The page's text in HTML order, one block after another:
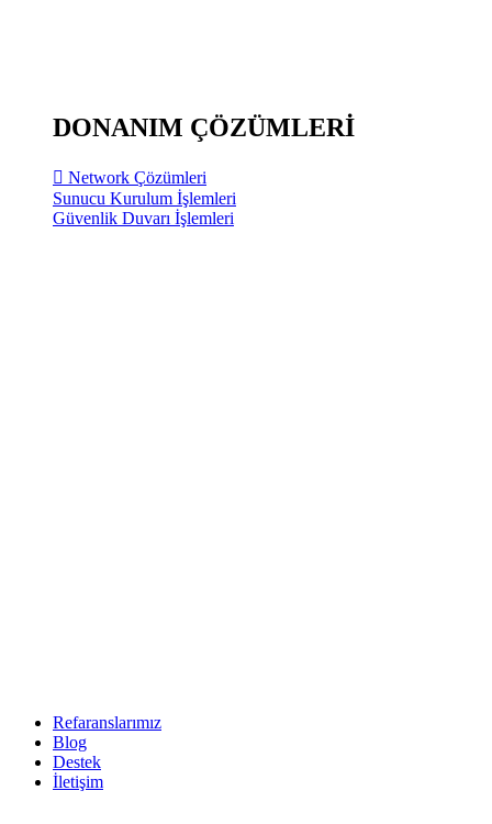
DONANIM ÇÖZÜMLERİ
Network Çözümleri
Sunucu Kurulum İşlemleri
Güvenlik Duvarı İşlemleri
Refaranslarımız
Blog
Destek
İletişim